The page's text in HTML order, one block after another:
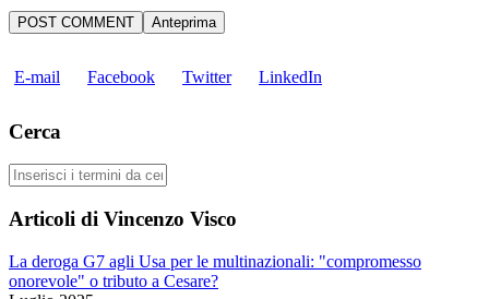
E-mail Facebook Twitter LinkedIn
Cerca
Cerca
Articoli di Vincenzo Visco
La deroga G7 agli Usa per le multinazionali: "compromesso
onorevole" o tributo a Cesare?